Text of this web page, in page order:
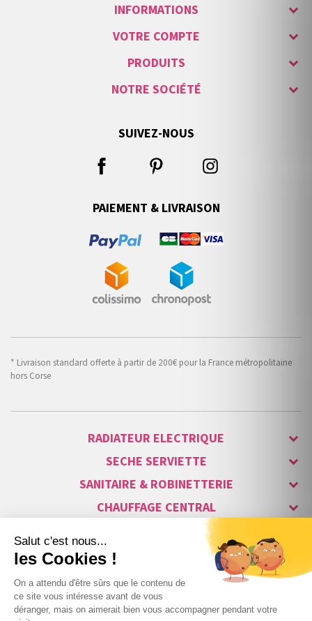
INFORMATIONS
VOTRE COMPTE
PRODUITS
NOTRE SOCIÉTÉ
SUIVEZ-NOUS
PAIEMENT & LIVRAISON
* Livraison standard offerte à partir de 200€ pour la France métropolitaine
hors Corse
RADIATEUR ELECTRIQUE
SECHE SERVIETTE
SANITAIRE & ROBINETTERIE
CHAUFFAGE CENTRAL
ALARME & SÉCURITÉ
MAISON CONNECTÉE
VISIOPHONE & INTERPHONE
LUMINAIRES & ECLAIRAGE